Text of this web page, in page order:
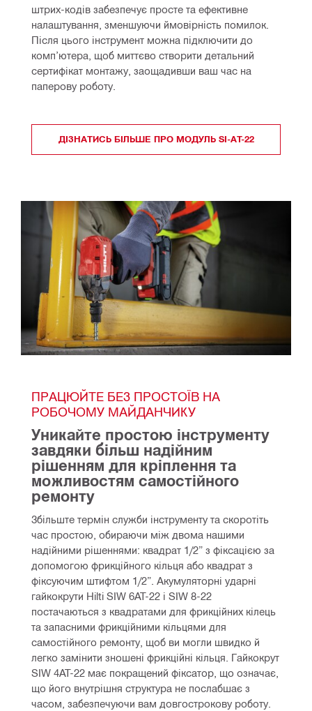
штрих-кодів забезпечує просте та ефективне
налаштування, зменшуючи ймовірність помилок.
Після цього інструмент можна підключити до
комп’ютера, щоб миттєво створити детальний
сертифікат монтажу, заощадивши ваш час на
паперову роботу.
ДІЗНАТИСЬ БІЛЬШЕ ПРО МОДУЛЬ SI-AT-22
ПРАЦЮЙТЕ БЕЗ ПРОСТОЇВ НА
РОБОЧОМУ МАЙДАНЧИКУ
Уникайте простою інструменту
завдяки більш надійним
рішенням для кріплення та
можливостям самостійного
ремонту
Збільште термін служби інструменту та скоротіть
час простою, обираючи між двома нашими
надійними рішеннями: квадрат 1/2” з фіксацією за
допомогою фрикційного кільця або квадрат з
фіксуючим штифтом 1/2”. Акумуляторні ударні
гайкокрути Hilti SIW 6AT-22 і SIW 8-22
постачаються з квадратами для фрикційних кілець
та запасними фрикційними кільцями для
самостійного ремонту, щоб ви могли швидко й
легко замінити зношені фрикційні кільця. Гайкокрут
SIW 4AT-22 має покращений фіксатор, що означає,
що його внутрішня структура не послабшає з
часом, забезпечуючи вам довгострокову роботу.